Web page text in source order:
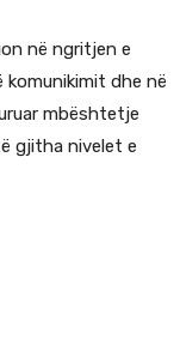
në ngritjen e
dhe në
mbështetje
gjitha nivelet e